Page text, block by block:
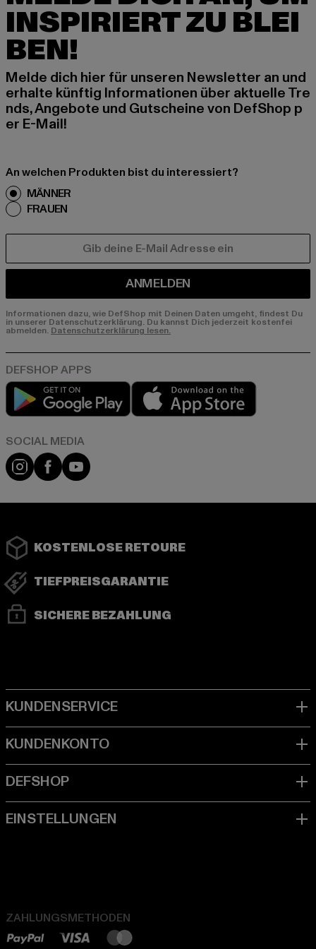
INSPIRIERT ZU BLEI
BEN!
Melde dich hier für unseren Newsletter an und
erhalte künftig Informationen über aktuelle Tre
nds, Angebote und Gutscheine von DefShop p
er E-Mail!
An welchen Produkten bist du interessiert?
MÄNNER
FRAUEN
ANMELDEN
Informationen dazu, wie DefShop mit Deinen Daten umgeht, findest Du
in unserer Datenschutzerklärung. Du kannst Dich jederzeit kostenfei
abmelden. Datenschutzerklärung lesen.
Play market
Instagram
FacebookYouTube
KOSTENLOSE RETOURE
TIEFPREISGARANTIE
SICHERE BEZAHLUNG
ZAHLUNGSMETHODEN